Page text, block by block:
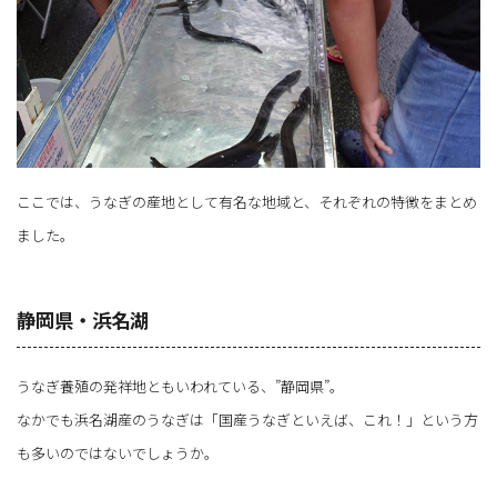
ここでは、うなぎの産地として有名な地域と、それぞれの特徴をまとめ
ました。
静岡県・浜名湖
うなぎ養殖の発祥地ともいわれている、”静岡県”。
なかでも浜名湖産のうなぎは「国産うなぎといえば、これ！」という方
も多いのではないでしょうか。